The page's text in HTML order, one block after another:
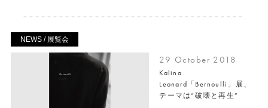
NEWS / 展覧会
29 October 2018
Kalina
Leonard「Bernoulli」展、
テーマは“破壊と再生”